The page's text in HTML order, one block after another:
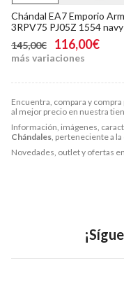
Encuentra, compara y
al mejor precio en nuestra
Información, imágenes,
Chándales , perteneciente a
Novedades, outlet y ofertas en
Chándal EA7 Emporio
3RPV75 PJ05Z 1554
145,00€
116,00€
más variaciones